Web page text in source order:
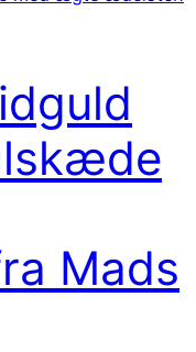
Mads